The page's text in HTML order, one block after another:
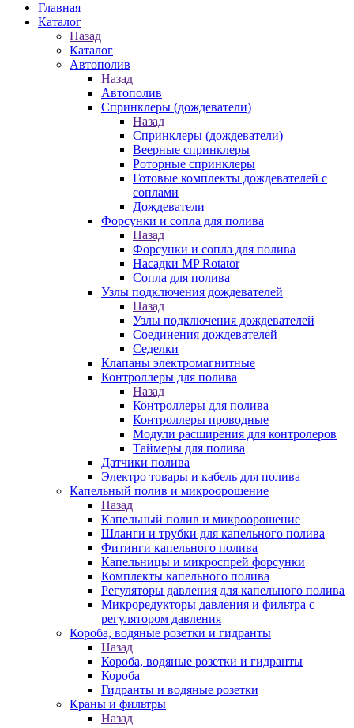
Главная
Каталог
Назад
Каталог
Автополив
Назад
Автополив
Спринклеры (дождеватели)
Назад
Спринклеры (дождеватели)
Веерные спринклеры
Роторные спринклеры
Готовые комплекты дождевателей с
соплами
Дождеватели
Форсунки и сопла для полива
Назад
Форсунки и сопла для полива
Насадки MP Rotator
Сопла для полива
Узлы подключения дождевателей
Назад
Узлы подключения дождевателей
Соединения дождевателей
Седелки
Клапаны электромагнитные
Контроллеры для полива
Назад
Контроллеры для полива
Контроллеры проводные
Модули расширения для контролеров
Таймеры для полива
Датчики полива
Электро товары и кабель для полива
Капельный полив и микроорошение
Назад
Капельный полив и микроорошение
Шланги и трубки для капельного полива
Фитинги капельного полива
Капельницы и микроспрей форсунки
Комплекты капельного полива
Регуляторы давления для капельного полива
Микроредукторы давления и фильтра с
регулятором давления
Короба, водяные розетки и гидранты
Назад
Короба, водяные розетки и гидранты
Короба
Гидранты и водяные розетки
Краны и фильтры
Назад